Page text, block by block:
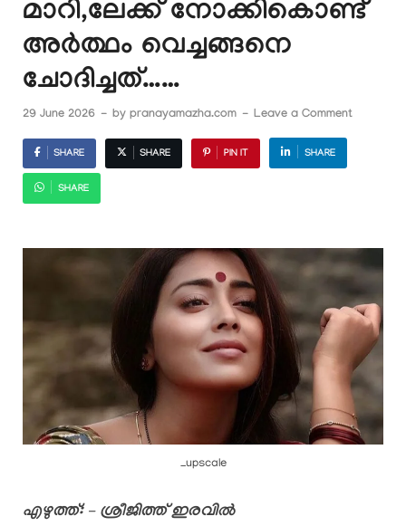
മാറി,ലേക്ക് നോക്കികൊണ്ട്
അർത്ഥം വെച്ചങ്ങനെ
ചോദിച്ചത്……
29 June 2026 - by pranayamazha.com - Leave a Comment
SHARE SHARE PIN IT SHARE
SHARE
_upscale
എഴുത്ത്: – ശ്രീജിത്ത് ഇരവിൽ